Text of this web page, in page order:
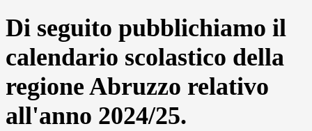
Di seguito pubblichiamo il
calendario scolastico della
regione Abruzzo relativo
all'anno 2024/25.